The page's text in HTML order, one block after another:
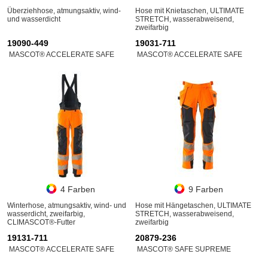
Überziehhose, atmungsaktiv, wind-
und wasserdicht
Hose mit Knietaschen, ULTIMATE
STRETCH, wasserabweisend,
zweifarbig
19090-449
MASCOT® ACCELERATE SAFE
4 Farben
Winterhose, atmungsaktiv, wind- und
wasserdicht, zweifarbig,
CLIMASCOT®-Futter
19031-711
MASCOT® ACCELERATE SAFE
9 Farben
Hose mit Hängetaschen, ULTIMATE
STRETCH, wasserabweisend,
zweifarbig
19131-711
MASCOT® ACCELERATE SAFE
20879-236
MASCOT® SAFE SUPREME